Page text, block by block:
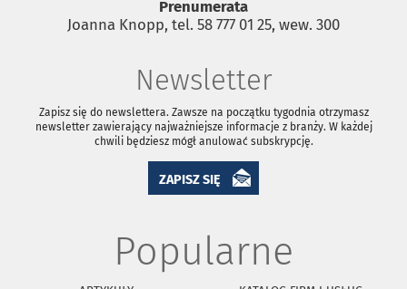
Prenumerata
Joanna Knopp, tel. 58 777 01 25, wew. 300
Newsletter
Zapisz się do newslettera. Zawsze na początku tygodnia otrzymasz
newsletter zawierający najważniejsze informacje z branży. W każdej
chwili będziesz mógł anulować subskrypcję.
ZAPISZ SIĘ
Popularne